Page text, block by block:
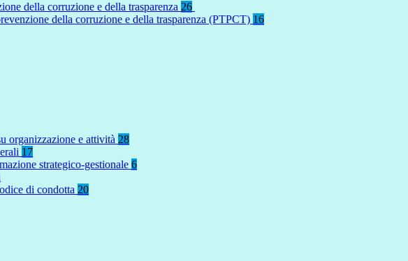
della corruzione e della trasparenza 26
della corruzione e della trasparenza (PTPCT) 16
organizzazione e attività 28
17
strategico-gestionale 6
di condotta 20